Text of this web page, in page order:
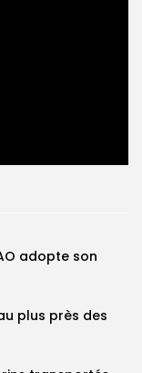
adopte son
plus près des